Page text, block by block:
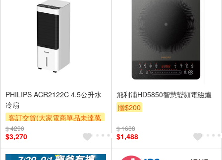
PHILIPS ACR2122C 4.5公升水
冷扇
客訂交貨(大家電商單品未達萬
元需加收$300-500,部分安裝跨
區費另計,實際收費以專人聯絡
報價為主)
$ 4290
$3,270
飛利浦HD5850智慧變頻電磁爐
贈$200
$ 1688
$1,488